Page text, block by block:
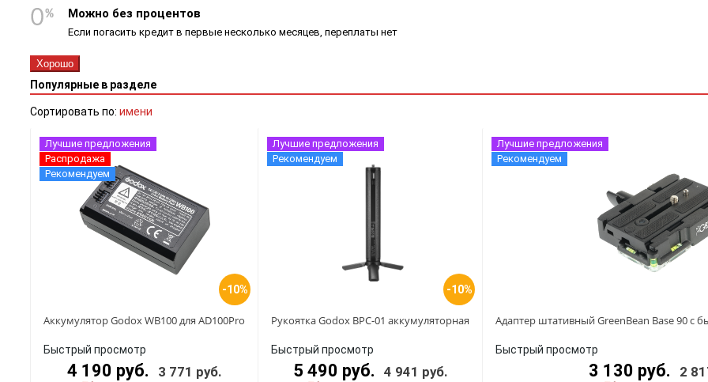
Можно без процентов
Если погасить кредит в первые несколько месяцев, переплаты нет
Хорошо
Популярные в разделе
Сортировать по: имени
-10%
Лучшие предложения
Распродажа
Рекомендуем
Аккумулятор Godox WB100 для AD100Pro
Быстрый просмотр
4 190 руб. 3 771 руб.
-10%
Лучшие предложения
Рекомендуем
Рукоятка Godox BPC-01 аккумуляторная
Быстрый просмотр
5 490 руб. 4 941 руб.
Лучшие предложения
Рекомендуем
Адаптер штативный GreenBean Base 90 с
Быстрый просмотр
3 130 руб. 2